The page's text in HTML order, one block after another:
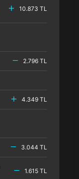
10.873 TL
2.796 TL
4.349 TL
3.044 TL
1.615 TL